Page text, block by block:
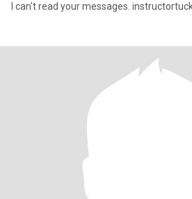
I can't read your messages.